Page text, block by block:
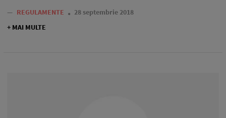
— REGULAMENTE
28 septembrie 2018
+ MAI MULTE